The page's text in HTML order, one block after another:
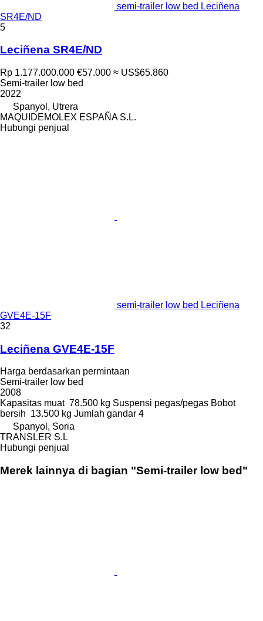
semi-trailer low bed Leciñena
SR4E/ND
5
Leciñena SR4E/ND
Rp 1.177.000.000 €57.000 ≈ US$65.860
Semi-trailer low bed
2022
Spanyol, Utrera
MAQUIDEMOLEX ESPAÑA S.L.
Hubungi penjual
semi-trailer low bed Leciñena
GVE4E-15F
32
Leciñena GVE4E-15F
Harga berdasarkan permintaan
Semi-trailer low bed
2008
Kapasitas muat 78.500 kg Suspensi pegas/pegas Bobot
bersih 13.500 kg Jumlah gandar 4
Spanyol, Soria
TRANSLER S.L
Hubungi penjual
Merek lainnya di bagian "Semi-trailer low bed"